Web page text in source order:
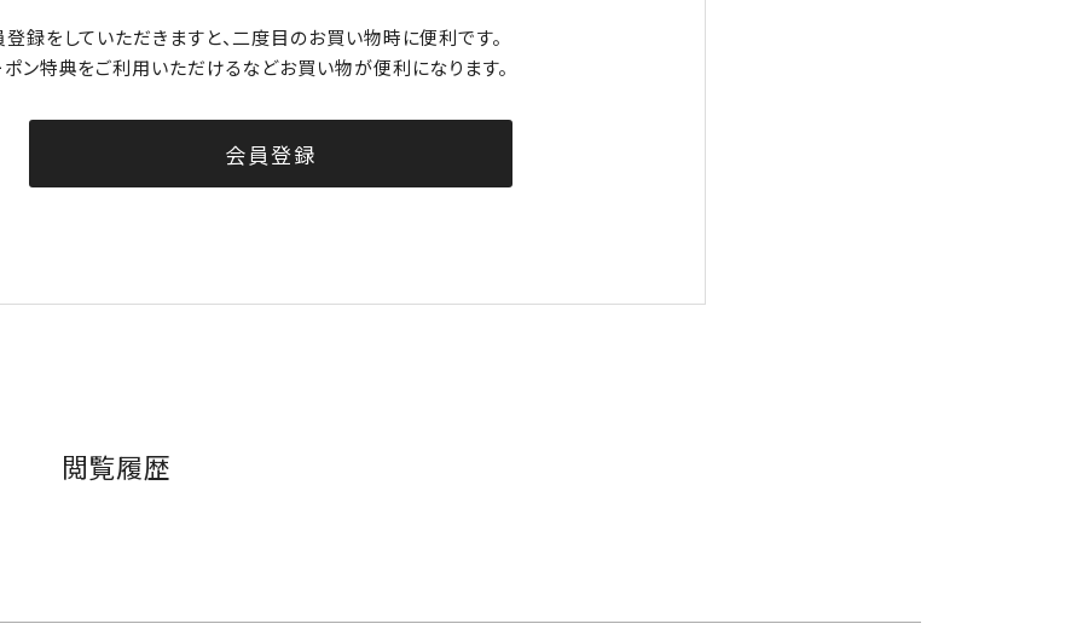
録をしていただきますと、二度目のお買い物時に便利です。
ン特典をご利用いただけるなどお買い物が便利になります。
会員登録
閲覧履歴